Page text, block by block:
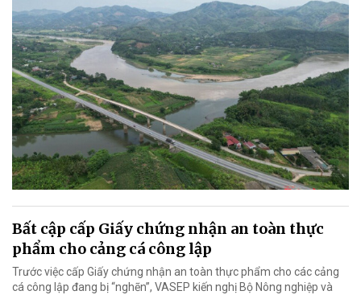
Bất cập cấp Giấy chứng nhận an toàn thực
phẩm cho cảng cá công lập
Trước việc cấp Giấy chứng nhận an toàn thực phẩm cho các cảng
cá công lập đang bị “nghẽn”, VASEP kiến nghị Bộ Nông nghiệp và